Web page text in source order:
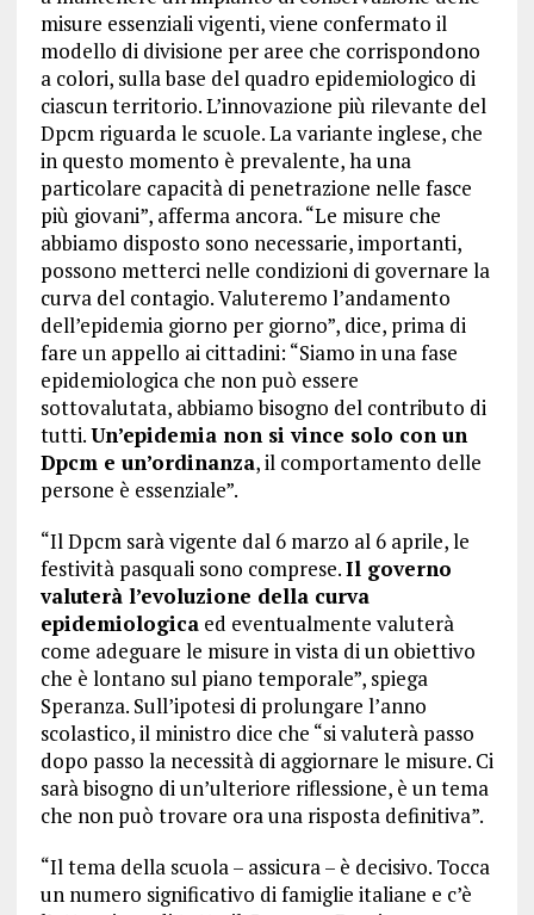
misure essenziali vigenti, viene confermato il
modello di divisione per aree che corrispondono
a colori, sulla base del quadro epidemiologico di
ciascun territorio. L’innovazione più rilevante del
Dpcm riguarda le scuole. La variante inglese, che
in questo momento è prevalente, ha una
particolare capacità di penetrazione nelle fasce
più giovani”, afferma ancora. “Le misure che
abbiamo disposto sono necessarie, importanti,
possono metterci nelle condizioni di governare la
curva del contagio. Valuteremo l’andamento
dell’epidemia giorno per giorno”, dice, prima di
fare un appello ai cittadini: “Siamo in una fase
epidemiologica che non può essere
sottovalutata, abbiamo bisogno del contributo di
tutti.Un’epidemia non si vince solo con un
Dpcm e un’ordinanza, il comportamento delle
persone è essenziale”.
“Il Dpcm sarà vigente dal 6 marzo al 6 aprile, le
festività pasquali sono comprese.Il governo
valuterà l’evoluzione della curva
epidemiologicaed eventualmente valuterà
come adeguare le misure in vista di un obiettivo
che è lontano sul piano temporale”, spiega
Speranza. Sull’ipotesi di prolungare l’anno
scolastico, il ministro dice che “si valuterà passo
dopo passo la necessità di aggiornare le misure. Ci
sarà bisogno di un’ulteriore riflessione, è un tema
che non può trovare ora una risposta definitiva”.
“Il tema della scuola – assicura – è decisivo. Tocca
un numero significativo di famiglie italiane e c’è